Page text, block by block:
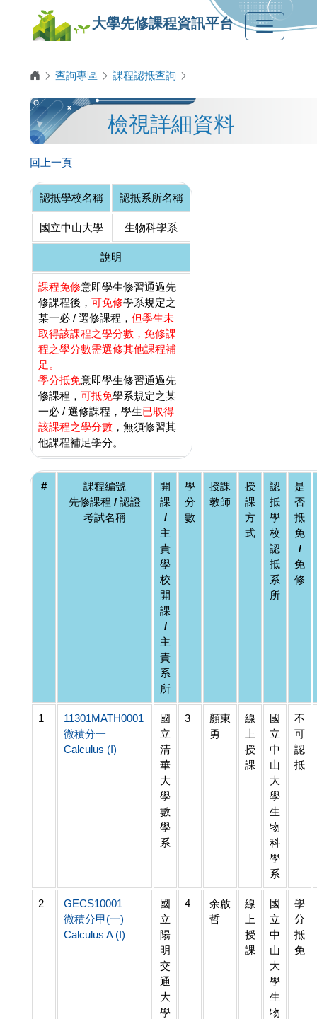
大學先修課程資訊平台
查詢專區 課程認抵查詢
檢視詳細資料
回上一頁
認抵學校名稱 認抵系所名稱
國立中山大學 生物科學系
說明
課程免修意即學生修習通過先
修課程後， 可免修學系規定之
某一必 / 選修課程， 但學生未
取得該課程之學分數，免修課
程之學分數需選修其他課程補
足。
學分抵免意即學生修習通過先
修課程， 可抵免學系規定之某
一必 / 選修課程，學生已取得
該課程之學分數 ，無須修習其
他課程補足學分。
#
課程編號
先修課程 / 認證
考試名稱
開
課
/
主
責
學
校
開
課
/
主
責
系
所
學
分
數
授課
教師
授
課
方
式
認
抵
學
校
認
抵
系
所
是
否
抵
免
/
免
修
1
11301MATH0001
微積分一
Calculus (I)
國
立
清
華
大
學
數
學
系
3
顏東
勇
線
上
授
課
國
立
中
山
大
學
生
物
科
學
系
不
可
認
抵
2
GECS10001
微積分甲(一)
Calculus A (I)
國
立
陽
明
交
通
大
學
4
余啟
哲
線
上
授
課
國
立
中
山
大
學
生
物
學
分
抵
免